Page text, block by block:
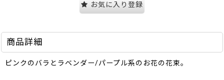
お気に入り登録
商品詳細
ピンクのバラとラベンダー/パープル系のお花の花束。